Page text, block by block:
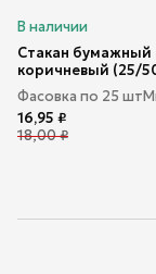
В наличии
Стакан
коричневый (25/
Фасовка по 25 шт
16,95 ₽
18,00₽